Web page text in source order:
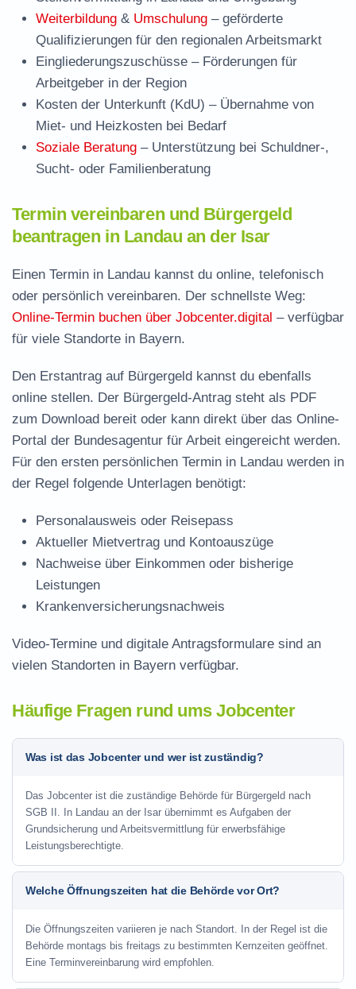
Weiterbildung & Umschulung – geförderte
Qualifizierungen für den regionalen Arbeitsmarkt
Eingliederungszuschüsse – Förderungen für
Arbeitgeber in der Region
Kosten der Unterkunft (KdU) – Übernahme von
Miet- und Heizkosten bei Bedarf
Soziale Beratung – Unterstützung bei Schuldner-,
Sucht- oder Familienberatung
Termin vereinbaren und Bürgergeld
beantragen in Landau an der Isar
Einen Termin in Landau kannst du online, telefonisch
oder persönlich vereinbaren. Der schnellste Weg:
Online-Termin buchen über Jobcenter.digital – verfügbar
für viele Standorte in Bayern.
Den Erstantrag auf Bürgergeld kannst du ebenfalls
online stellen. Der Bürgergeld-Antrag steht als PDF
zum Download bereit oder kann direkt über das Online-
Portal der Bundesagentur für Arbeit eingereicht werden.
Für den ersten persönlichen Termin in Landau werden in
der Regel folgende Unterlagen benötigt:
Personalausweis oder Reisepass
Aktueller Mietvertrag und Kontoauszüge
Nachweise über Einkommen oder bisherige
Leistungen
Krankenversicherungsnachweis
Video-Termine und digitale Antragsformulare sind an
vielen Standorten in Bayern verfügbar.
Häufige Fragen rund ums Jobcenter
Was ist das Jobcenter und wer ist zuständig?
Das Jobcenter ist die zuständige Behörde für Bürgergeld nach
SGB II. In Landau an der Isar übernimmt es Aufgaben der
Grundsicherung und Arbeitsvermittlung für erwerbsfähige
Leistungsberechtigte.
Welche Öffnungszeiten hat die Behörde vor Ort?
Die Öffnungszeiten variieren je nach Standort. In der Regel ist die
Behörde montags bis freitags zu bestimmten Kernzeiten geöffnet.
Eine Terminvereinbarung wird empfohlen.